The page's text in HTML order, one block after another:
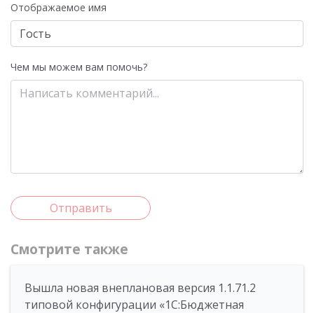
Отображаемое имя
Чем мы можем вам помочь?
Отправить
Смотрите также
Вышла новая внеплановая версия 1.1.71.2
типовой конфигурации «1C:Бюджетная